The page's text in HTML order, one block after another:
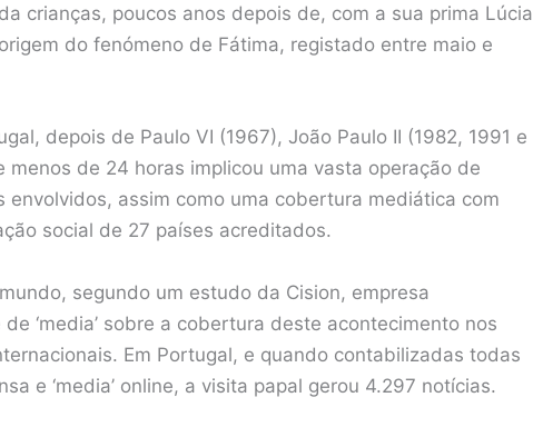
crianças, poucos anos depois de, com a sua prima Lúcia
do fenómeno de Fátima, registado entre maio e
depois de Paulo VI (1967), João Paulo II (1982, 1991 e
de 24 horas implicou uma vasta operação de
envolvidos, assim como uma cobertura mediática com
social de 27 países acreditados.
segundo um estudo da Cision, empresa
‘media’ sobre a cobertura deste acontecimento nos
Em Portugal, e quando contabilizadas todas
e ‘media’ online, a visita papal gerou 4.297 notícias.